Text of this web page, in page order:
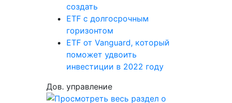
создать
ETF с долгосрочным
горизонтом
ETF от Vanguard, который
поможет удвоить
инвестиции в 2022 году
Дов. управление